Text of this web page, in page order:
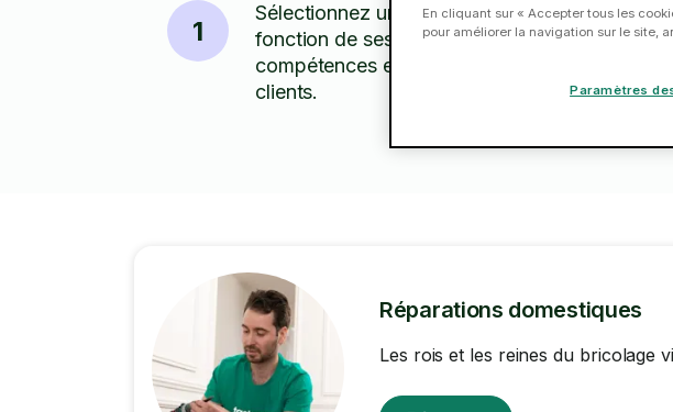
1
Sélectionnez un Taskeur en
fonction de ses tarifs,
compétences et des avis
clients.
2
Réparations domestiques
Les rois et les reines du bricolage
En cliquant sur « Accepter tous les
pour améliorer la navigation sur le site,
Paramètres